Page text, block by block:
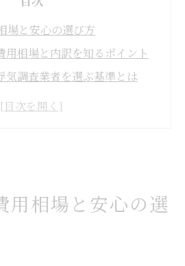
場と安心の選び方
用相場と内訳を知るポイント
気調査業者を選ぶ基準とは
かる適正費用を見極める方法
査を見極める方法
気調査業者の特徴を徹底解説
用相場と安心の選